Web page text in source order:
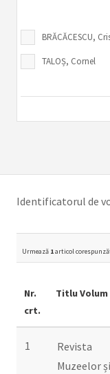
BRĂCĂCESCU,
TALOȘ, Cornel
Identificatorul de
Urmează 1articol
Nr.
crt.
Titlu Volum
1
Revista
Muzeelor și